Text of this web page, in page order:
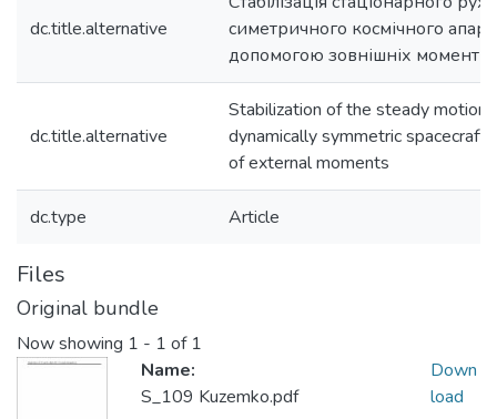
dc.title.alternative
симетричного космічного
допомогою зовнішніх моментів
dc.title.alternative
Stabilization of the steady motion
dynamically symmetric spacecraft
of external moments
dc.type Article
Files
Original bundle
Now showing 1 - 1 of 1
Name:
S_109 Kuzemko.pdf
Down
load